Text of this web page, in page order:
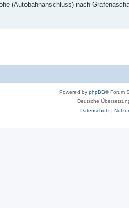
(Autobahnanschluss) nach
Powered by phpBB® Forum
Deutsche
Datenschutz|